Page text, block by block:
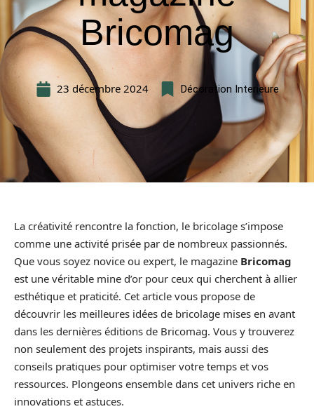
Bricomag
23 décembre 2024 Décoration Interieure
La créativité rencontre la fonction, le bricolage s’impose
comme une activité prisée par de nombreux passionnés.
Que vous soyez novice ou expert, le magazine Bricomag
est une véritable mine d’or pour ceux qui cherchent à allier
esthétique et praticité. Cet article vous propose de
découvrir les meilleures idées de bricolage mises en avant
dans les dernières éditions de Bricomag. Vous y trouverez
non seulement des projets inspirants, mais aussi des
conseils pratiques pour optimiser votre temps et vos
ressources. Plongeons ensemble dans cet univers riche en
innovations et astuces.